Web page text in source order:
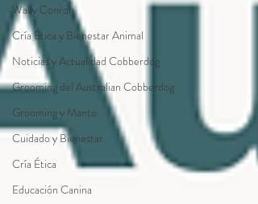
Wally Conron
Cría Ética y Bienestar Animal
Noticias y Actualidad Cobberdog
Grooming del Australian Cobberdog
Grooming y Manto
Cuidado y Bienestar
Cría Ética
Educación Canina